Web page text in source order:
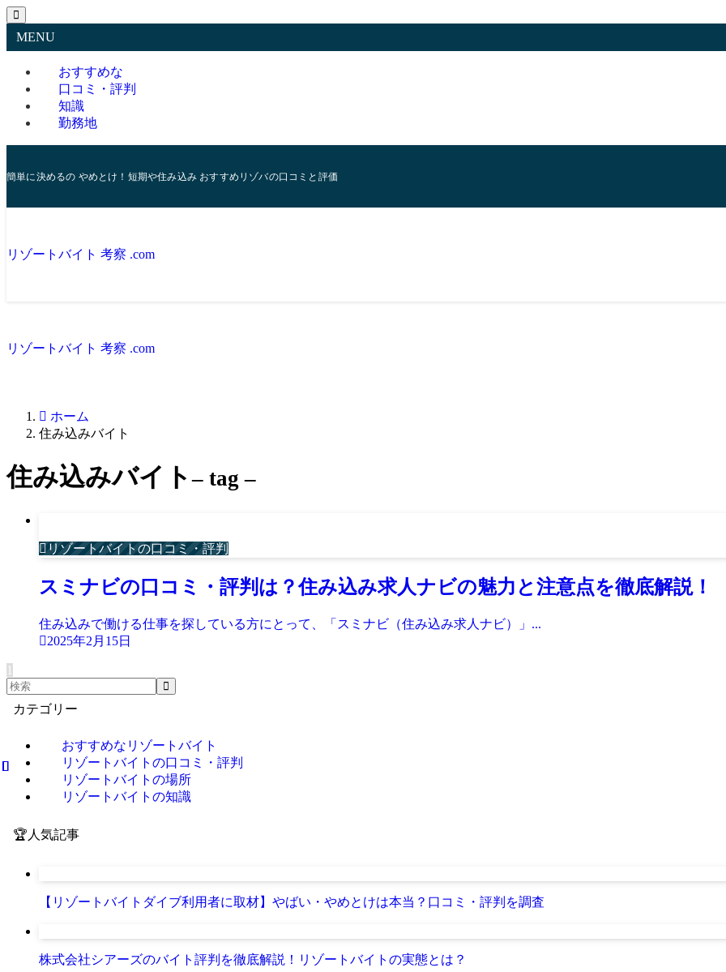
MENU
おすすめな
口コミ・評判
知識
勤務地
簡単に決めるの やめとけ！短期や住み込み おすすめリゾバの口コミと評価
リゾートバイト 考察 .com
リゾートバイト 考察 .com
ホーム
住み込みバイト
住み込みバイト– tag –
リゾートバイトの口コミ・評判
スミナビの口コミ・評判は？住み込み求人ナビの魅力と注意点を徹底解説！
住み込みで働ける仕事を探している方にとって、「スミナビ（住み込み求人ナビ）」...
2025年2月15日
1
カテゴリー
おすすめなリゾートバイト
リゾートバイトの口コミ・評判
リゾートバイトの場所
リゾートバイトの知識
🏆人気記事
【リゾートバイトダイブ利用者に取材】やばい・やめとけは本当？口コミ・評判を調査
株式会社シアーズのバイト評判を徹底解説！リゾートバイトの実態とは？